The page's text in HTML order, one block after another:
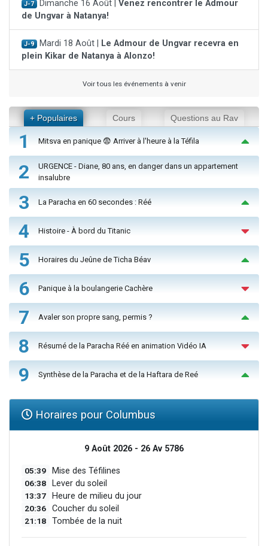
J-7 Dimanche 16 Août | Venez rencontrer le Admour
de Ungvar à Natanya!
J-9 Mardi 18 Août |
Le Admour de Ungvar recevra en
plein Kikar de Natanya à Alonzo!
Voir tous les événements à venir
+ Populaires Cours Questions au Rav
1 Mitsva en panique 😨 Arriver à l'heure à la Téfila
2
URGENCE - Diane, 80 ans, en danger dans un appartement
insalubre
3 La Paracha en 60 secondes : Réé
4 Histoire - À bord du Titanic
5 Horaires du Jeûne de Ticha Béav
6 Panique à la boulangerie Cachère
7 Avaler son propre sang, permis ?
8 Résumé de la Paracha Réé en animation Vidéo IA
9 Synthèse de la Paracha et de la Haftara de Reé
Horaires pour Columbus
9 Août 2026 - 26 Av 5786
05:39 Mise des Téfilines
06:38 Lever du soleil
13:37 Heure de milieu du jour
20:36 Coucher du soleil
21:18 Tombée de la nuit